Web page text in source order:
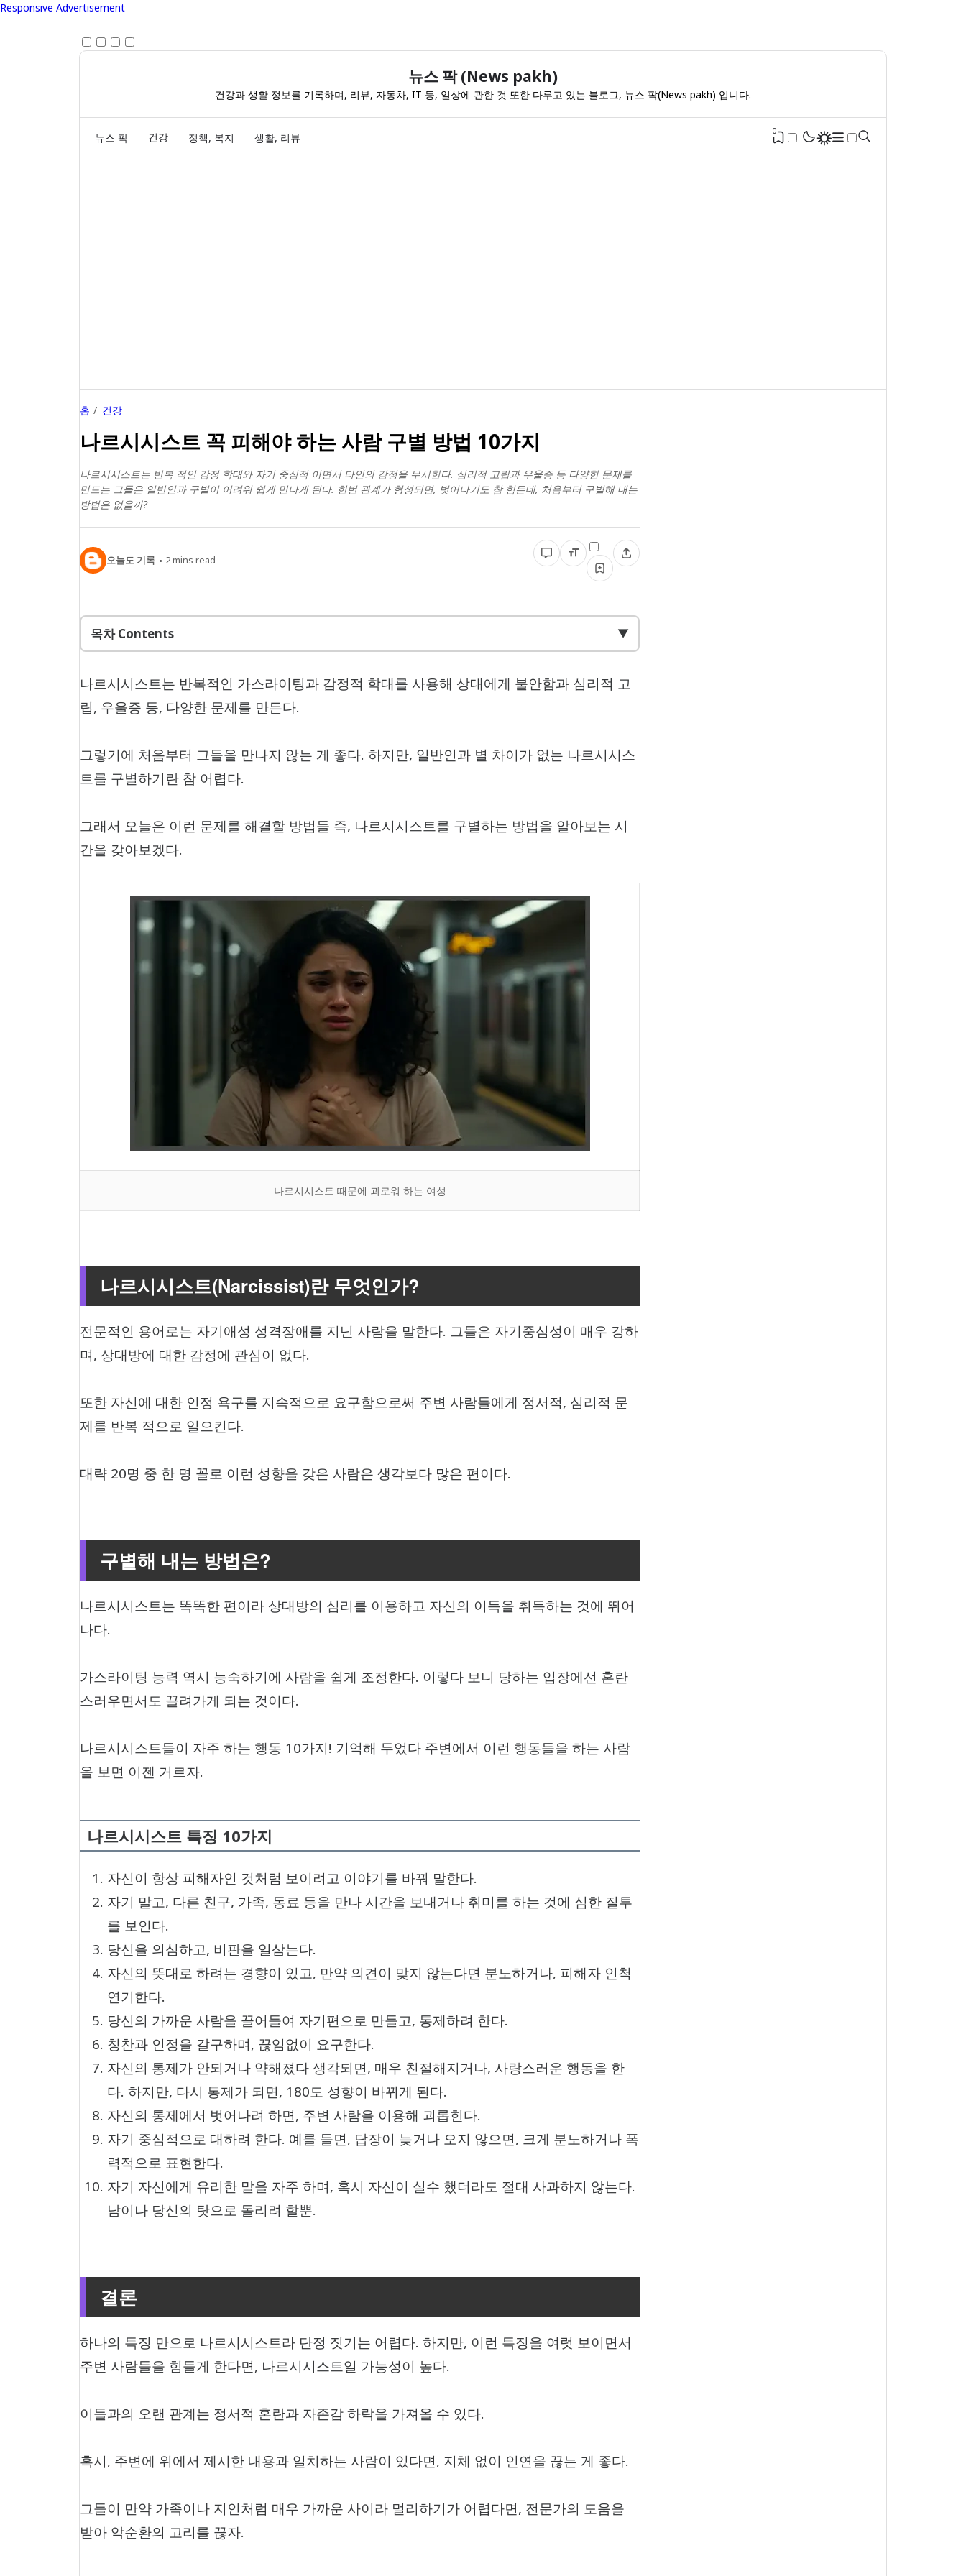
Responsive Advertisement
뉴스 팍 (News pakh)
건강과 생활 정보를 기록하며, 리뷰, 자동차, IT 등, 일상에 관한 것 또한 다루고 있는 블로그, 뉴스 팍(News pakh) 입니다.
뉴스 팍 건강 정책, 복지 생활, 리뷰 0
홈 건강
나르시시스트 꼭 피해야 하는 사람 구별 방법 10가지
나르시시스트는 반복 적인 감정 학대와 자기 중심적 이면서 타인의 감정을 무시한다. 심리적 고립과 우울증 등 다양한 문제를
만드는 그들은 일반인과 구별이 어려워 쉽게 만나게 된다. 한번 관계가 형성되면, 벗어나기도 참 힘든데, 처음부터 구별해 내는
방법은 없을까?
오늘도 기록 2mins read
목차 Contents ▼
나르시시스트는 반복적인 가스라이팅과 감정적 학대를 사용해 상대에게 불안함과 심리적 고
립, 우울증 등, 다양한 문제를 만든다.
그렇기에 처음부터 그들을 만나지 않는 게 좋다. 하지만, 일반인과 별 차이가 없는 나르시시스
트를 구별하기란 참 어렵다.
그래서 오늘은 이런 문제를 해결할 방법들 즉, 나르시시스트를 구별하는 방법을 알아보는 시
간을 갖아보겠다.
나르시시스트 때문에 괴로워 하는 여성
나르시시스트(Narcissist)란 무엇인가?
전문적인 용어로는 자기애성 성격장애를 지닌 사람을 말한다. 그들은 자기중심성이 매우 강하
며, 상대방에 대한 감정에 관심이 없다.
또한 자신에 대한 인정 욕구를 지속적으로 요구함으로써 주변 사람들에게 정서적, 심리적 문
제를 반복 적으로 일으킨다.
대략 20명 중 한 명 꼴로 이런 성향을 갖은 사람은 생각보다 많은 편이다.
구별해 내는 방법은?
나르시시스트는 똑똑한 편이라 상대방의 심리를 이용하고 자신의 이득을 취득하는 것에 뛰어
나다.
가스라이팅 능력 역시 능숙하기에 사람을 쉽게 조정한다. 이렇다 보니 당하는 입장에선 혼란
스러우면서도 끌려가게 되는 것이다.
나르시시스트들이 자주 하는 행동 10가지! 기억해 두었다 주변에서 이런 행동들을 하는 사람
을 보면 이젠 거르자.
나르시시스트 특징 10가지
자신이 항상 피해자인 것처럼 보이려고 이야기를 바꿔 말한다.
자기 말고, 다른 친구, 가족, 동료 등을 만나 시간을 보내거나 취미를 하는 것에 심한 질투
를 보인다.
당신을 의심하고, 비판을 일삼는다.
자신의 뜻대로 하려는 경향이 있고, 만약 의견이 맞지 않는다면 분노하거나, 피해자 인척
연기한다.
당신의 가까운 사람을 끌어들여 자기편으로 만들고, 통제하려 한다.
칭찬과 인정을 갈구하며, 끊임없이 요구한다.
자신의 통제가 안되거나 약해졌다 생각되면, 매우 친절해지거나, 사랑스러운 행동을 한
다. 하지만, 다시 통제가 되면, 180도 성향이 바뀌게 된다.
자신의 통제에서 벗어나려 하면, 주변 사람을 이용해 괴롭힌다.
자기 중심적으로 대하려 한다. 예를 들면, 답장이 늦거나 오지 않으면, 크게 분노하거나 폭
력적으로 표현한다.
자기 자신에게 유리한 말을 자주 하며, 혹시 자신이 실수 했더라도 절대 사과하지 않는다.
남이나 당신의 탓으로 돌리려 할뿐.
결론
하나의 특징 만으로 나르시시스트라 단정 짓기는 어렵다. 하지만, 이런 특징을 여럿 보이면서
주변 사람들을 힘들게 한다면, 나르시시스트일 가능성이 높다.
이들과의 오랜 관계는 정서적 혼란과 자존감 하락을 가져올 수 있다.
혹시, 주변에 위에서 제시한 내용과 일치하는 사람이 있다면, 지체 없이 인연을 끊는 게 좋다.
그들이 만약 가족이나 지인처럼 매우 가까운 사이라 멀리하기가 어렵다면, 전문가의 도움을
받아 악순환의 고리를 끊자.